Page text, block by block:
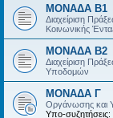
ΜΟΝΑΔΑ Β1
Διαχείριση
Κοινωνικής
ΜΟΝΑΔΑ Β2
Διαχείριση
Υποδομών
ΜΟΝΑΔΑ Γ
Οργάνωσης και
Υπο-συζητήσεις: